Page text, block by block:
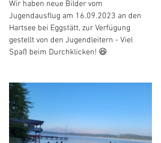
Wir haben neue Bilder vom
Jugendausflug am 16.09.2023 an den
Hartsee bei Eggstätt, zur Verfügung
gestellt von den Jugendleitern - Viel
Spaß beim Durchklicken! 😆